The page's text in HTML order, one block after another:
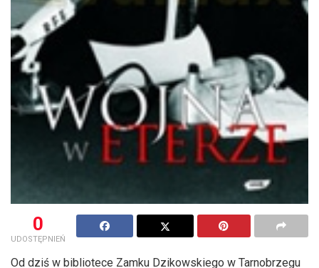
0
UDOSTĘPNIEŃ
Od dziś w bibliotece Zamku Dzikowskiego w Tarnobrzegu